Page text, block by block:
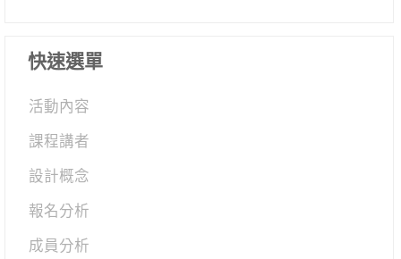
快速選單
活動內容
課程講者
設計概念
報名分析
成員分析